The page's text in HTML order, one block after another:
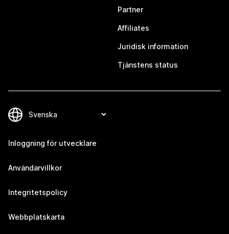
Partner
Affiliates
Juridisk information
Tjänstens status
Inloggning för utvecklare
Användarvillkor
Integritetspolicy
Webbplatskarta